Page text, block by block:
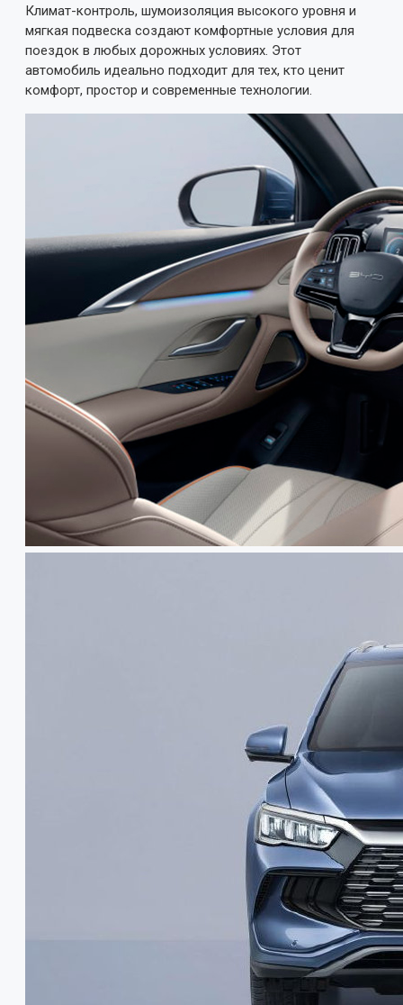
Климат-контроль, шумоизоляция высокого уровня и
мягкая подвеска создают комфортные условия для
поездок в любых дорожных условиях. Этот
автомобиль идеально подходит для тех, кто ценит
комфорт, простор и современные технологии.